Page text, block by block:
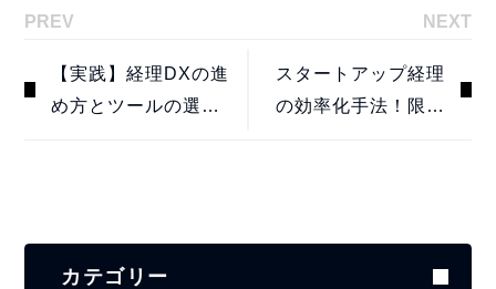
PREV
【実践】経理DXの進
め方とツールの選び
NEXT
スタートアップ経理
の効率化手法！限ら
カテゴリー